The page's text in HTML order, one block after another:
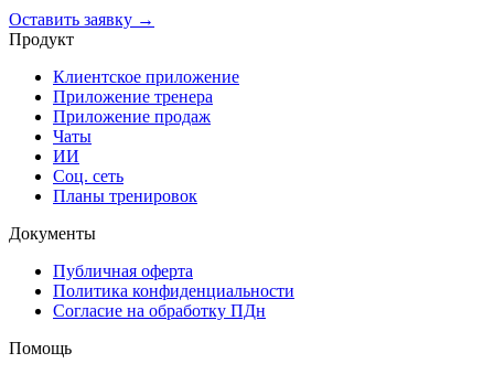
Оставить заявку →
Продукт
Клиентское приложение
Приложение тренера
Приложение продаж
Чаты
ИИ
Соц. сеть
Планы тренировок
Документы
Публичная оферта
Политика конфиденциальности
Согласие на обработку ПДн
Помощь